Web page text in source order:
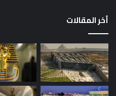
أخر المقالات